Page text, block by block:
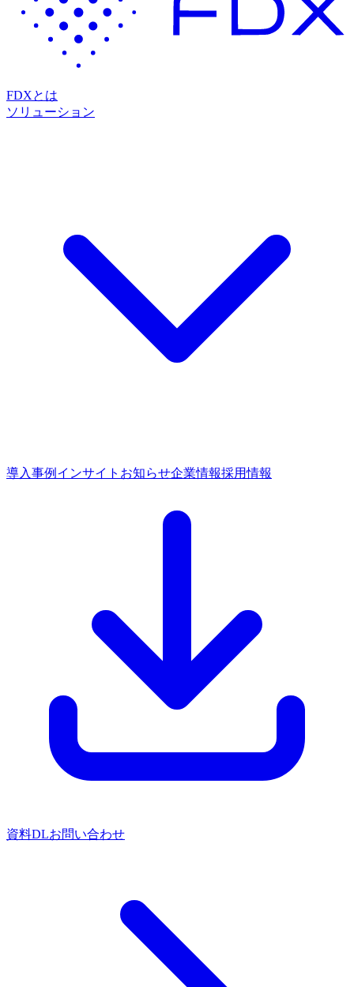
FDXとは
ソリューション
導入事例 インサイト お知らせ企業情報採用情報
資料DLお問い合わせ